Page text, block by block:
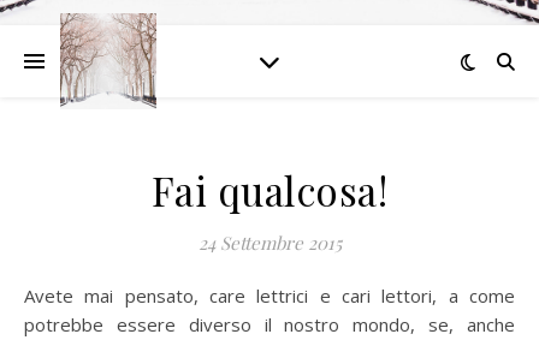
Fai qualcosa!
24 Settembre 2015
Avete mai pensato, care lettrici e cari lettori, a come
potrebbe essere diverso il nostro mondo, se, anche